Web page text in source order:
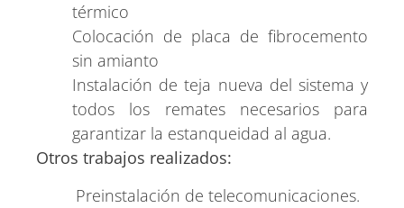
térmico
Colocación de placa de fibrocemento
sin amianto
Instalación de teja nueva del sistema y
todos los remates necesarios para
garantizar la estanqueidad al agua.
Otros trabajos realizados:
Preinstalación de telecomunicaciones.